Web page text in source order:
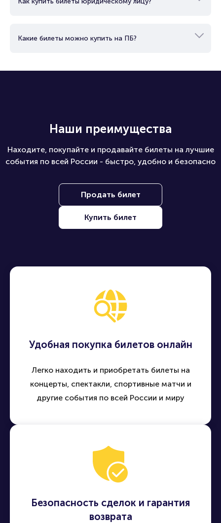
Какие билеты можно купить на ПБ?
Наши преимущества
Находите, покупайте и продавайте билеты на лучшие
события по всей России - быстро, удобно и безопасно
Продать билет
Купить билет
Удобная покупка билетов онлайн
Легко находить и приобретать билеты на
концерты, спектакли, спортивные матчи и
другие события по всей России и миру
Безопасность сделок и гарантия
возврата